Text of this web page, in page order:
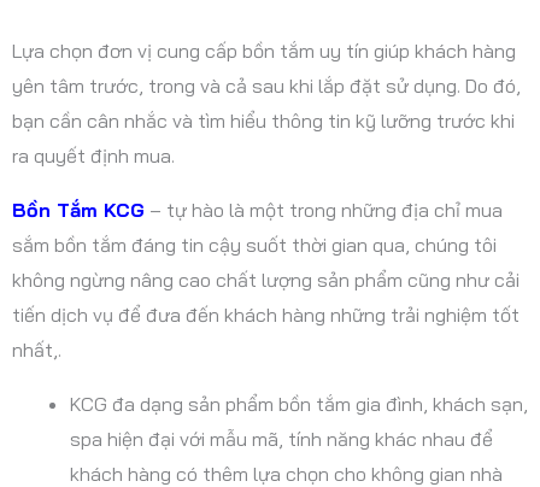
Lựa chọn đơn vị cung cấp bồn tắm uy tín giúp khách hàng
yên tâm trước, trong và cả sau khi lắp đặt sử dụng. Do đó,
bạn cần cân nhắc và tìm hiểu thông tin kỹ lưỡng trước khi
ra quyết định mua.
Bồn Tắm KCG – tự hào là một trong những địa chỉ mua
sắm bồn tắm đáng tin cậy suốt thời gian qua, chúng tôi
không ngừng nâng cao chất lượng sản phẩm cũng như cải
tiến dịch vụ để đưa đến khách hàng những trải nghiệm tốt
nhất,.
KCG đa dạng sản phẩm bồn tắm gia đình, khách sạn,
spa hiện đại với mẫu mã, tính năng khác nhau để
khách hàng có thêm lựa chọn cho không gian nhà